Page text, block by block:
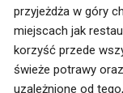
przyjeżdża w góry
miejscach jak
korzyść przede
świeże potrawy